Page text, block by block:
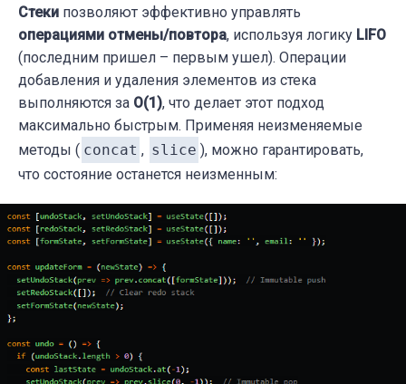
Стеки позволяют эффективно управлять
операциями отмены/повтора, используя логику LIFO
(последним пришел – первым ушел). Операции
добавления и удаления элементов из стека
выполняются за O(1), что делает этот подход
максимально быстрым. Применяя неизменяемые
методы ( concat , slice ), можно гарантировать,
что состояние останется неизменным: